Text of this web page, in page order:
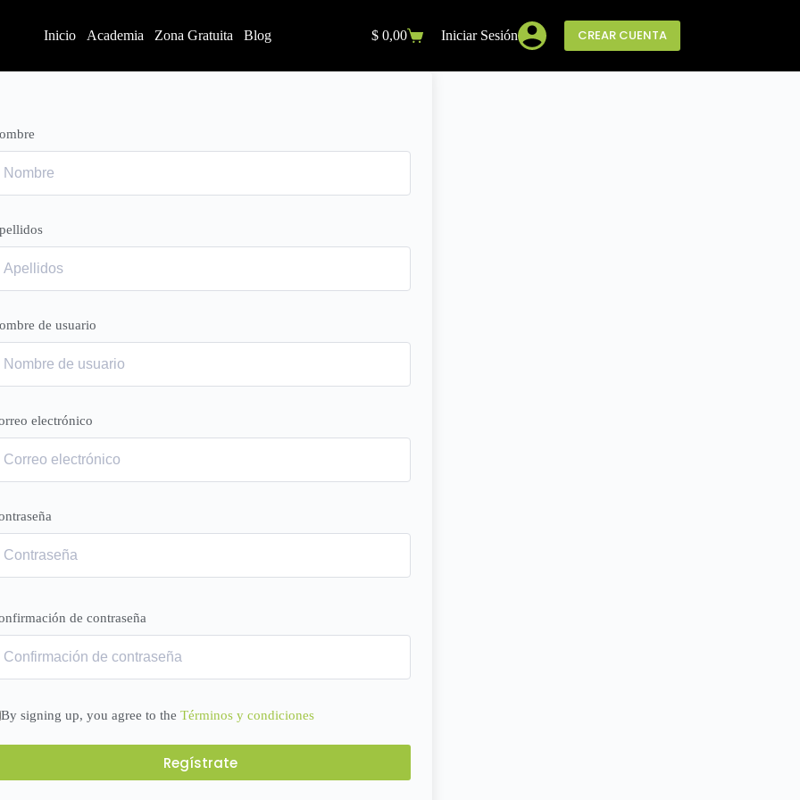
Inicio Academia Zona Gratuita Blog $0,00 Iniciar Sesión CREAR CUENTA
de usuario
electrónico
de contraseña
By signing up, you agree to the Términos y condiciones
Regístrate